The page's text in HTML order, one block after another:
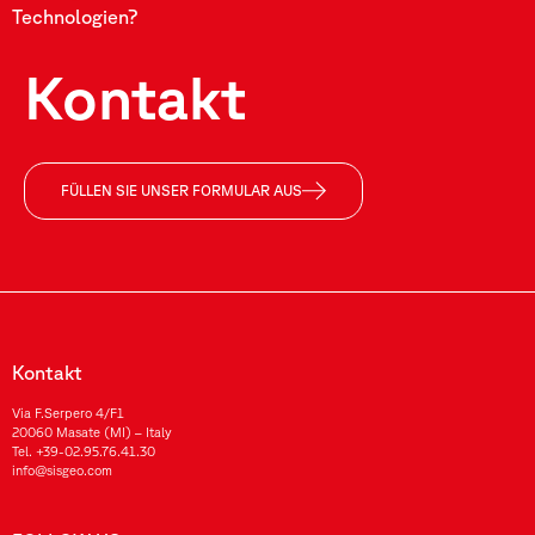
Technologien?
Kontakt
FÜLLEN SIE UNSER FORMULAR AUS
Kontakt
Via F.Serpero 4/F1
20060 Masate (MI) – Italy
Tel. +39-02.95.76.41.30
info@sisgeo.com